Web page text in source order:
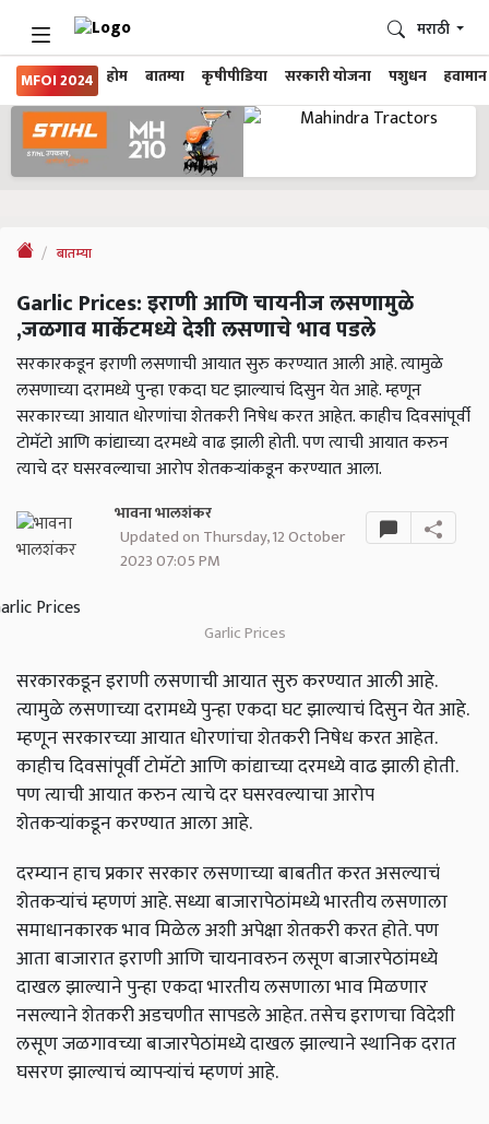
MFOI 2024 होम बातम्या कृषीपीडिया सरकारी योजना पशुधन हवामान
मराठी
बातम्या
Garlic Prices: इराणी आणि चायनीज लसणामुळे
,जळगाव मार्केटमध्ये देशी लसणाचे भाव पडले
सरकारकडून इराणी लसणाची आयात सुरु करण्यात आली आहे. त्यामुळे
लसणाच्या दरामध्ये पुन्हा एकदा घट झाल्याचं दिसुन येत आहे. म्हणून
सरकारच्या आयात धोरणांचा शेतकरी निषेध करत आहेत. काहीच दिवसांपूर्वी
टोमॅटो आणि कांद्याच्या दरमध्ये वाढ झाली होती. पण त्याची आयात करुन
त्याचे दर घसरवल्याचा आरोप शेतकऱ्यांकडून करण्यात आला.
भावना भालशंकर
Updated on Thursday, 12 October
2023 07:05 PM
Garlic Prices
सरकारकडून इराणी लसणाची आयात सुरु करण्यात आली आहे.
त्यामुळे लसणाच्या दरामध्ये पुन्हा एकदा घट झाल्याचं दिसुन येत आहे.
म्हणून सरकारच्या आयात धोरणांचा शेतकरी निषेध करत आहेत.
काहीच दिवसांपूर्वी टोमॅटो आणि कांद्याच्या दरमध्ये वाढ झाली होती.
पण त्याची आयात करुन त्याचे दर घसरवल्याचा आरोप
शेतकऱ्यांकडून करण्यात आला आहे.
दरम्यान हाच प्रकार सरकार लसणाच्या बाबतीत करत असल्याचं
शेतकऱ्यांचं म्हणणं आहे. सध्या बाजारापेठांमध्ये भारतीय लसणाला
समाधानकारक भाव मिळेल अशी अपेक्षा शेतकरी करत होते. पण
आता बाजारात इराणी आणि चायनावरुन लसूण बाजारपेठांमध्ये
दाखल झाल्याने पुन्हा एकदा भारतीय लसणाला भाव मिळणार
नसल्याने शेतकरी अडचणीत सापडले आहेत. तसेच इराणचा विदेशी
लसूण जळगावच्या बाजारपेठांमध्ये दाखल झाल्याने स्थानिक दरात
घसरण झाल्याचं व्यापऱ्यांचं म्हणणं आहे.